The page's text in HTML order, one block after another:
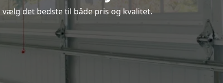
det bedste til både pris og kvalitet.